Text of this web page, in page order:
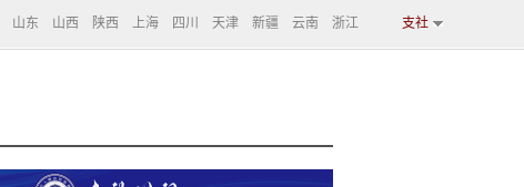
山东 山西 陕西 上海 四川 天津 新疆 云南 浙江 支社